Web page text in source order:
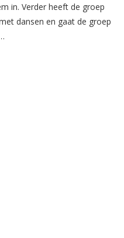
in. Verder heeft de groep
dansen en gaat de groep